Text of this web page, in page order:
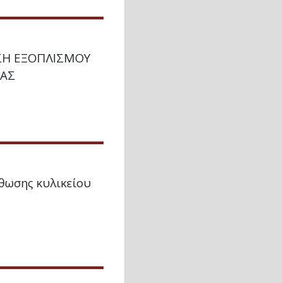
ΕΞΟΠΛΙΣΜΟΥ
κυλικείου